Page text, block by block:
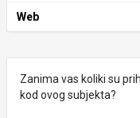
Web
Zanima vas koliki su
kod ovog subjekta?